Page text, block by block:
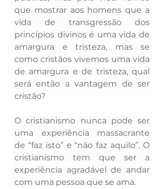
que mostrar aos homens que a
vida de transgressão dos
princípios divinos é uma vida de
amargura e tristeza, mas se
como cristãos vivemos uma vida
de amargura e de tristeza, qual
será então a vantagem de ser
cristão?
O cristianismo nunca pode ser
uma experiência massacrante
de “faz isto” e “não faz aquilo”. O
cristianismo tem que ser a
experiência agradável de andar
com uma pessoa que se ama.